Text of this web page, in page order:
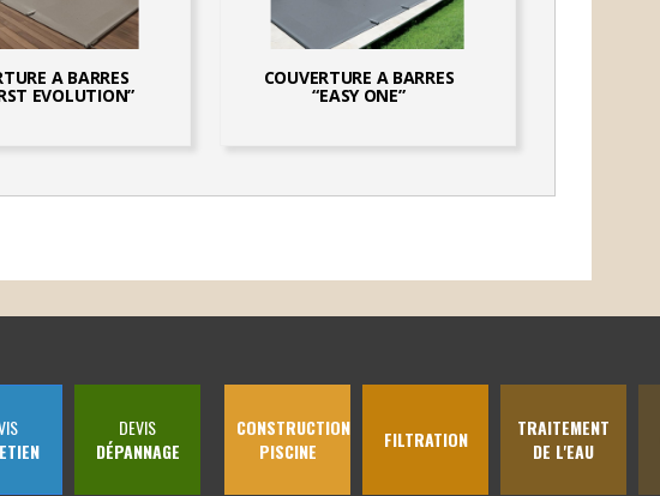
A BARRES
EVOLUTION”
COUVERTURE A BARRES
“EASY ONE”
DEVIS
DÉPANNAGE
CONSTRUCTION
PISCINE
FILTRATION
TRAITEMENT
DE L'EAU